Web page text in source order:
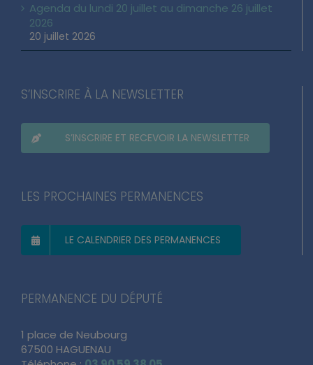
Agenda du lundi 20 juillet au dimanche 26 juillet
2026
20 juillet 2026
S’INSCRIRE À LA NEWSLETTER
S’INSCRIRE ET RECEVOIR LA NEWSLETTER
LES PROCHAINES PERMANENCES
LE CALENDRIER DES PERMANENCES
PERMANENCE DU DÉPUTÉ
1 place de Neubourg
67500 HAGUENAU